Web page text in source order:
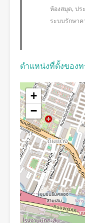
ห้องสมุด, ปร
ระบบรักษา
ตำแหน่งที่ตั้งของ
+
−